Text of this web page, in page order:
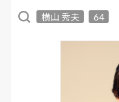
横山 秀夫 64